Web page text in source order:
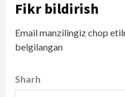
Fikr bildirish
Email manzilingiz chop
belgilangan
Sharh